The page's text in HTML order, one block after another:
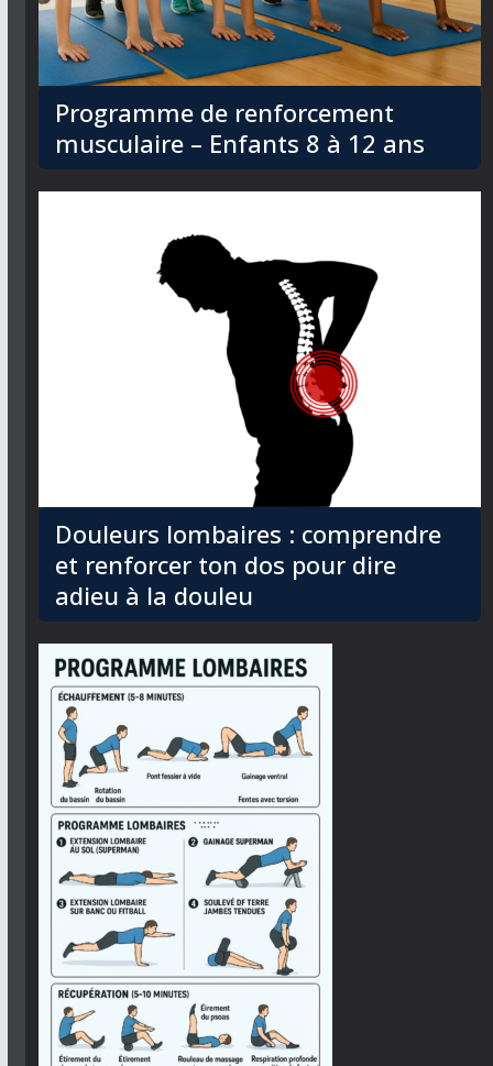
Programme de renforcement
musculaire – Enfants 8 à 12 ans
Douleurs lombaires : comprendre
et renforcer ton dos pour dire
adieu à la douleu